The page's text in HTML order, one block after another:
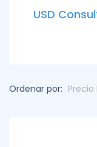
USD
Ordenar por: